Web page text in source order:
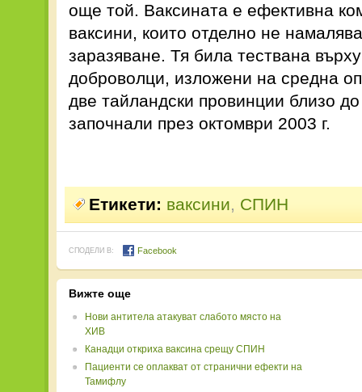
още той. Ваксината е ефективна
ваксини, които отделно не
заразяване. Тя била тествана
доброволци, изложени на средна
две тайландски провинции близо
започнали през октомври 2003 г.
Етикети: ваксини, СПИН
СПОДЕЛИ В: Facebook
Вижте още
Нови антитела атакуват слабото място на
ХИВ
Канадци откриха ваксина срещу СПИН
Пациенти се оплакват от странични ефекти на
Тамифлу